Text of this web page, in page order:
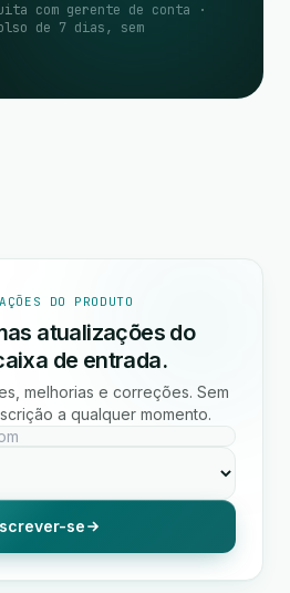
com gerente de conta ·
de 7 dias, sem
DO PRODUTO
atualizações do
de entrada.
melhorias e correções. Sem
a qualquer momento.
se